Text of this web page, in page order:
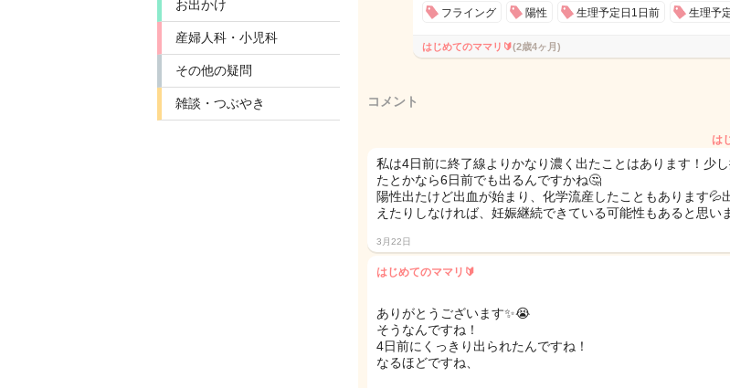
お出かけ
産婦人科・小児科
その他の疑問
雑談・つぶやき
フライング 陽性 生理予定日1日前 生理予
はじめてのママリ🔰(2歳4ヶ月)
コメント
は
私は4日前に終了線よりかなり濃く出たことはあります！少
たとかなら6日前でも出るんですかね🤔
陽性出たけど出血が始まり、化学流産したこともあります💦
えたりしなければ、妊娠継続できている可能性もあると思い
3月22日
はじめてのママリ🔰
ありがとうございます✨️😭
そうなんですね！
4日前にくっきり出られたんですね！
なるほどですね、